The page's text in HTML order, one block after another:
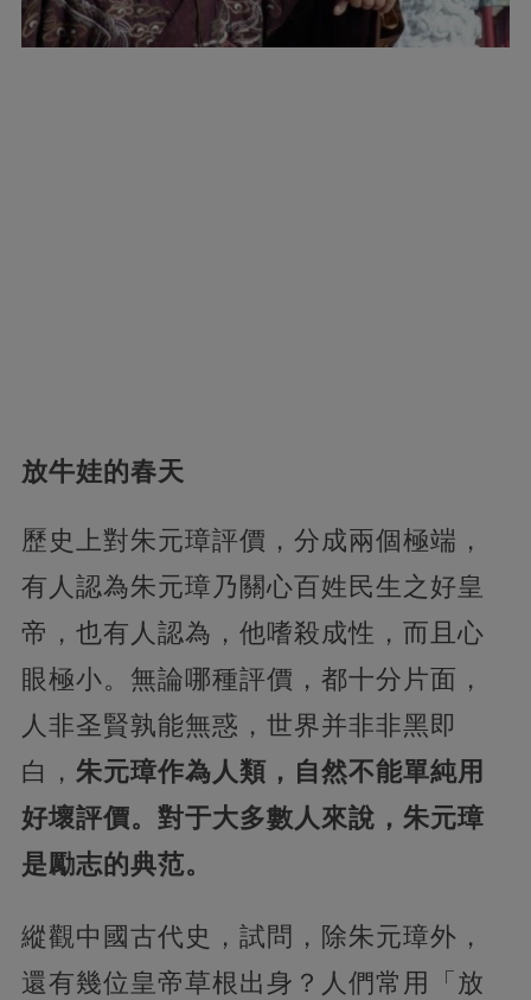
放牛娃的春天
歷史上對朱元璋評價，分成兩個極端，
有人認為朱元璋乃關心百姓民生之好皇
帝，也有人認為，他嗜殺成性，而且心
眼極小。無論哪種評價，都十分片面，
人非圣賢孰能無惑，世界并非非黑即
白， 朱元璋作為人類，自然不能單純用
好壞評價。對于大多數人來說，朱元璋
是勵志的典范。
縱觀中國古代史，試問，除朱元璋外，
還有幾位皇帝草根出身？人們常用「放